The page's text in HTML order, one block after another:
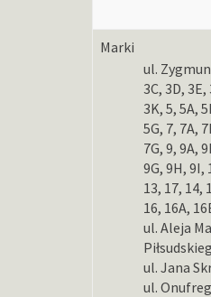
Marki
ul.
3C, 3D, 3E,
3K, 5, 5A,
5G, 7, 7A,
7G, 9, 9A,
9G, 9H, 9I,
13, 17, 14,
16, 16A,
ul. Aleja
ul. Jana
ul.